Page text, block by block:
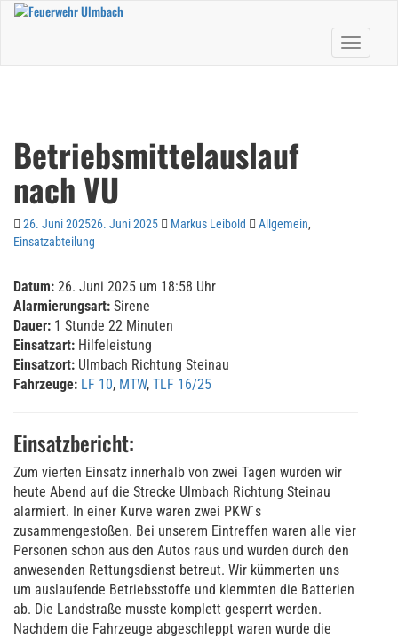
Skip
Toggle
Betriebsmittelauslauf
nach VU
26. Juni 202526. Juni 2025 Markus Leibold Allgemein,
Einsatzabteilung
Datum: 26. Juni 2025 um 18:58 Uhr
Alarmierungsart: Sirene
Dauer: 1 Stunde 22 Minuten
Einsatzart: Hilfeleistung
Einsatzort: Ulmbach Richtung Steinau
Fahrzeuge: LF 10, MTW, TLF 16/25
Einsatzbericht:
Zum vierten Einsatz innerhalb von zwei Tagen wurden wir
heute Abend auf die Strecke Ulmbach Richtung Steinau
alarmiert. In einer Kurve waren zwei PKW´s
zusammengestoßen. Bei unserem Eintreffen waren alle vier
Personen schon aus den Autos raus und wurden durch den
anwesenden Rettungsdienst betreut. Wir kümmerten uns
um auslaufende Betriebsstoffe und klemmten die Batterien
ab. Die Landstraße musste komplett gesperrt werden.
Nachdem die Fahrzeuge abgeschleppt waren wurde die